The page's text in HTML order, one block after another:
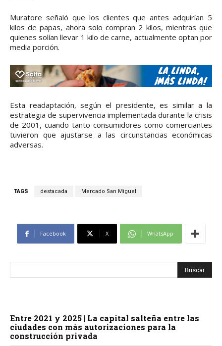
Muratore señaló que los clientes que antes adquirían 5
kilos de papas, ahora solo compran 2 kilos, mientras que
quienes solían llevar 1 kilo de carne, actualmente optan por
media porción.
Esta readaptación, según el presidente, es similar a la
estrategia de supervivencia implementada durante la crisis
de 2001, cuando tanto consumidores como comerciantes
tuvieron que ajustarse a las circunstancias económicas
adversas.
TAGS destacada Mercado San Miguel
Facebook X WhatsApp
Entre 2021 y 2025 | La capital salteña entre las
ciudades con más autorizaciones para la
construcción privada